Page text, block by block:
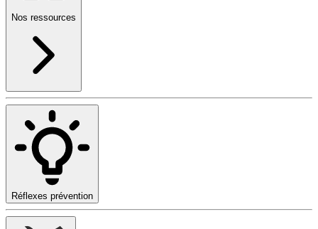
Nos ressources
Réflexes prévention